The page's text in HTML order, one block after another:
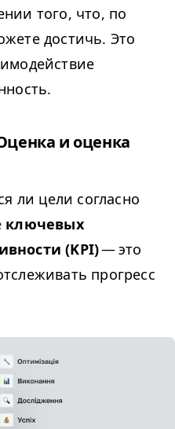
того, что, по
достичь. Это
и оценка
ли цели согласно
ключевых
(KPI)— это
прогресс